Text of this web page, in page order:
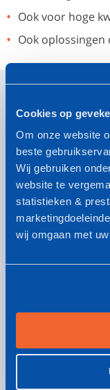
Cookies op
Om onze website
beste
Wij gebruiken
website te
statistieken &
wij omgaan met
ISO 8573:1-2010
BCAS/BRC -
Geveke is
Farmacie
Ook voor hoge
Ook